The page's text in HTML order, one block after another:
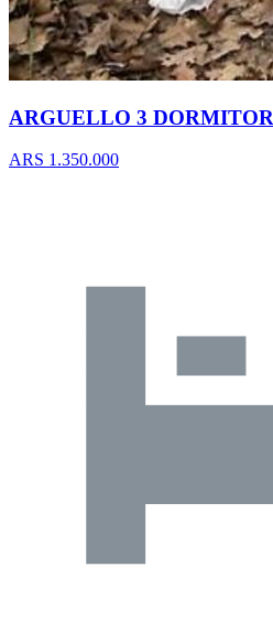
ARGUELLO 3
ARS 1.350.000